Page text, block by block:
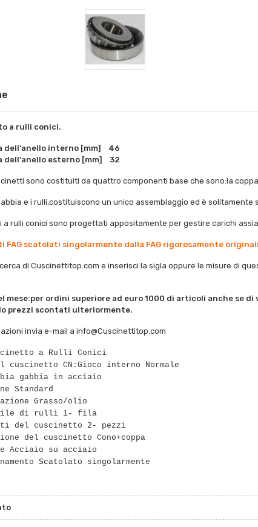
a rulli conici.
dell'anello interno [mm] 46
dell'anello esterno [mm] 32
sono costituiti da quattro componenti base che sono:la
e i rulli,costituiscono un unico assemblaggio ed è
a rulli conici sono progettati appositamente per gestire carichi
FAG scatolati singolarmente dalla FAG rigorosamente
di Cuscinettitop.com e inserisci la sigla oppure le misure di
mese:per ordini superiore ad euro 1000 di articoli anche se
prezzi scontati ulteriormente.
invia e-mail a info@Cuscinettitop.com
a Rulli Conici
cuscinetto CN:Gioco interno Normale
gabbia in acciaio
Standard
Grasso/olio
file di rulli 1- fila
del cuscinetto 2- pezzi
del cuscinetto Cono+coppa
Acciaio su acciaio
Scatolato singolarmente